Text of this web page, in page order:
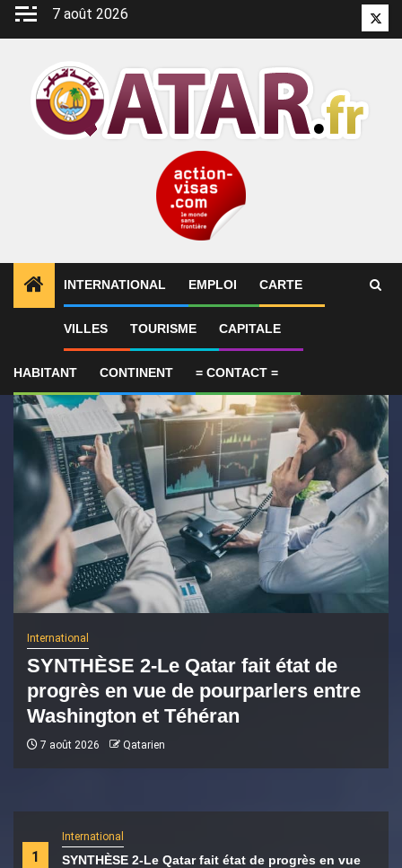
Aller
7 août 2026
INTERNATIONAL EMPLOI CARTE
VILLES TOURISME CAPITALE
HABITANT CONTINENT = CONTACT =
ALERTES INFO 1 SYNTHÈSE 2-Le Qatar fait état
1
International
SYNTHÈSE 2-Le Qatar fait état de progrès en vue
International
SYNTHÈSE 2-Le Qatar fait état de
progrès en vue de pourparlers entre
Washington et Téhéran
7 août 2026 Qatarien